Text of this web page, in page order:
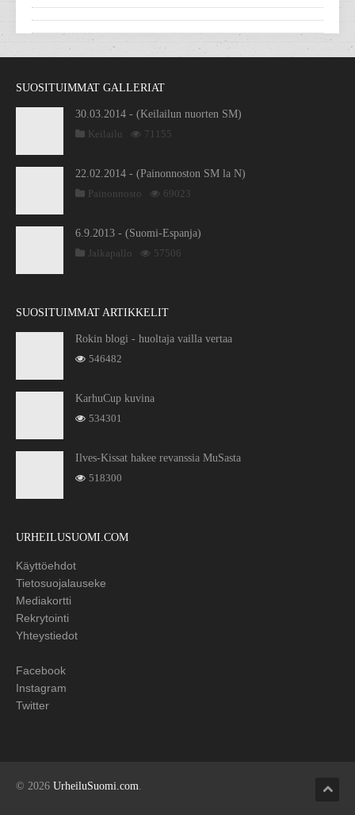
SUOSITUIMMAT GALLERIAT
30.03.2014 - (Keilailun nuorten SM)
Keilailu
71155
22.02.2014 - (Painonnoston SM la N)
Painonnosto
69023
6.9.2013 - (Suomi-Espanja)
Jalkapallo
57506
SUOSITUIMMAT ARTIKKELIT
Rokin blogi - huoltaja vailla vertaa
546482
KarhuCup kuvina
534301
Ilves-Kissat hakee revanssia MuSasta
518300
URHEILUSUOMI.COM
Käyttöehdot
Tietosuojalauseke
Mediakortti
Rekrytointi
Yhteystiedot
Facebook
Instagram
Twitter
© 2026 UrheiluSuomi.com.